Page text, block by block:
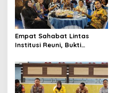
Empat Sahabat Lintas
Institusi Reuni, Bukti
Sejak Mengabdi di Soppeng